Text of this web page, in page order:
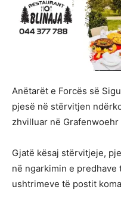
Anëtarët e Forcës së
pjesë në stërvitjen
zhvilluar në
Gjatë kësaj stërvitjeje,
në ngarkimin e
ushtrimeve të postit